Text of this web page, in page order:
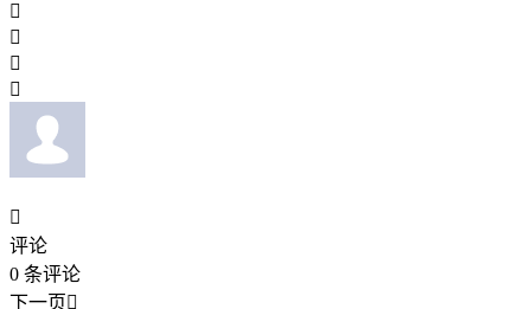





评论
0 条评论
下一页